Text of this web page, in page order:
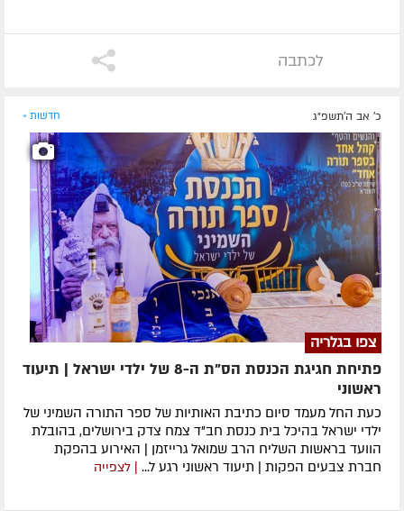
לכתבה
כ' אב ה׳תשפ״ג חדשות »
צפו בגלריה
פתיחת חגיגת הכנסת הס"ת ה-8 של ילדי ישראל | תיעוד
ראשוני
כעת החל מעמד סיום כתיבת האותיות של ספר התורה השמיני של
ילדי ישראל בהיכל בית כנסת חב"ד צמח צדק בירושלים, בהובלת
הוועד בראשות השליח הרב שמואל גרייזמן | האירוע בהפקת
חברת צבעים הפקות | תיעוד ראשוני רגע ל... | לצפייה